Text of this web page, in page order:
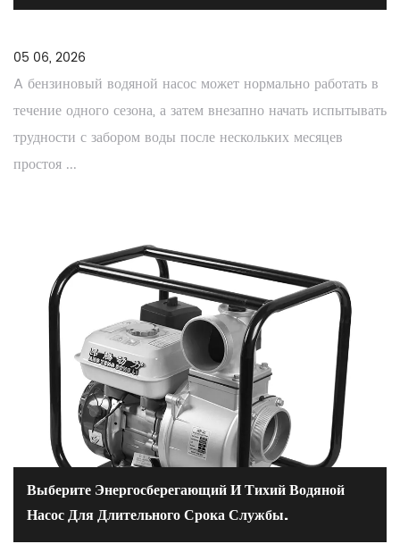
05 06, 2026
A бензиновый водяной насос может нормально работать в
течение одного сезона, а затем внезапно начать испытывать
трудности с забором воды после нескольких месяцев
простоя ...
Выберите Энергосберегающий И Тихий Водяной
Насос Для Длительного Срока Службы.